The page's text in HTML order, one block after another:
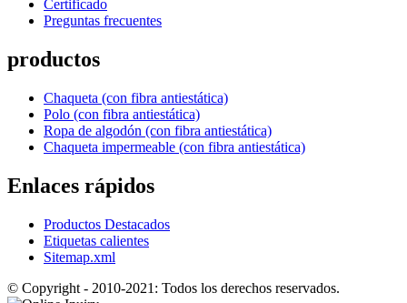
Certificado
Preguntas frecuentes
productos
Chaqueta (con fibra antiestática)
Polo (con fibra antiestática)
Ropa de algodón (con fibra antiestática)
Chaqueta impermeable (con fibra antiestática)
Enlaces rápidos
Productos Destacados
Etiquetas calientes
Sitemap.xml
© Copyright - 2010-2021: Todos los derechos reservados.